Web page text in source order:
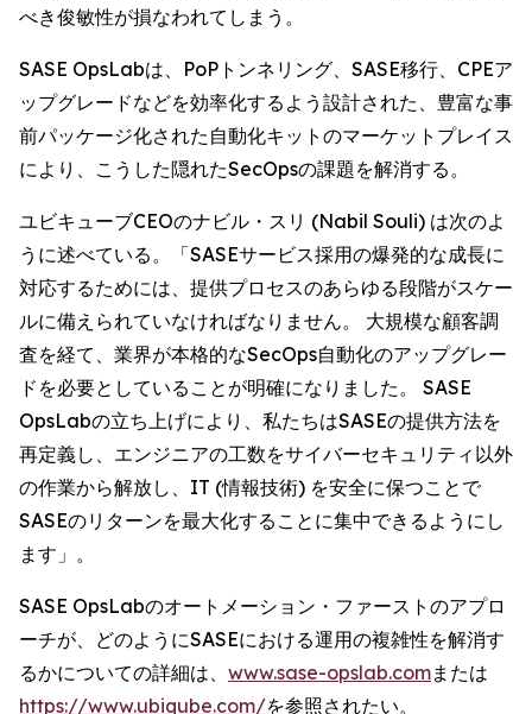
べき俊敏性が損なわれてしまう。
SASE OpsLabは、PoPトンネリング、SASE移行、CPEア
ップグレードなどを効率化するよう設計された、豊富な事
前パッケージ化された自動化キットのマーケットプレイス
により、こうした隠れたSecOpsの課題を解消する。
ユビキューブCEOのナビル・スリ (Nabil Souli) は次のよ
うに述べている。「SASEサービス採用の爆発的な成長に
対応するためには、提供プロセスのあらゆる段階がスケー
ルに備えられていなければなりません。 大規模な顧客調
査を経て、業界が本格的なSecOps自動化のアップグレー
ドを必要としていることが明確になりました。 SASE
OpsLabの立ち上げにより、私たちはSASEの提供方法を
再定義し、エンジニアの工数をサイバーセキュリティ以外
の作業から解放し、IT (情報技術) を安全に保つことで
SASEのリターンを最大化することに集中できるようにし
ます」。
SASE OpsLabのオートメーション・ファーストのアプロ
ーチが、どのようにSASEにおける運用の複雑性を解消す
るかについての詳細は、 www.sase-opslab.comまたは
https://www.ubiqube.com/を参照されたい。